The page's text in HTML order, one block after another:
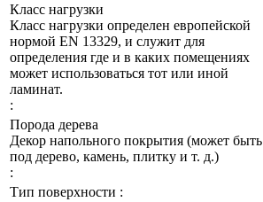
Класс нагрузки
Класс нагрузки определен европейской
нормой EN 13329, и служит для
определения где и в каких помещениях
может использоваться тот или иной
ламинат.
:
Порода дерева
Декор напольного покрытия (может быть
под дерево, камень, плитку и т. д.)
:
Тип поверхности :